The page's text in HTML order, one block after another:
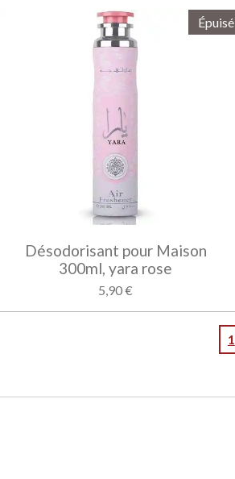
Épuisé
Désodorisant pour Maison
300ml, yara rose
5,90 €
1